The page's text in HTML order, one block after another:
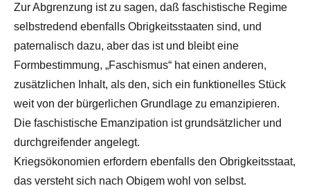
Zur Abgrenzung ist zu sagen, daß faschistische Regime
selbstredend ebenfalls Obrigkeitsstaaten sind, und
paternalisch dazu, aber das ist und bleibt eine
Formbestimmung, „Faschismus“ hat einen anderen,
zusätzlichen Inhalt, als den, sich ein funktionelles Stück
weit von der bürgerlichen Grundlage zu emanzipieren.
Die faschistische Emanzipation ist grundsätzlicher und
durchgreifender angelegt.
Kriegsökonomien erfordern ebenfalls den Obrigkeitsstaat,
das versteht sich nach Obigem wohl von selbst.